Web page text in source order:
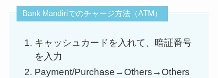
Bank Mandiriでのチャージ方法（ATM）
キャッシュカードを入れて、暗証番号
を入力
Payment/Purchase→Others→Others